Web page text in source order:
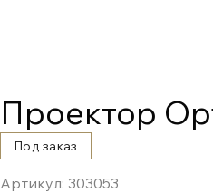
Проектор
Под заказ
Артикул: 303053